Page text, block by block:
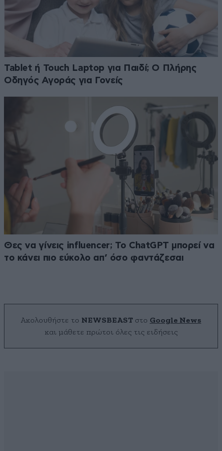
Tablet ή Touch Laptop για Παιδί; Ο Πλήρης
Οδηγός Αγοράς για Γονείς
Θες να γίνεις influencer; Το ChatGPT μπορεί να
το κάνει πιο εύκολο απ’ όσο φαντάζεσαι
Ακολουθήστε το NEWSBEAST στο Google News
και μάθετε πρώτοι όλες τις ειδήσεις